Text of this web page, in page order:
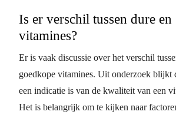
Is er verschil tussen dure
vitamines?
Er is vaak discussie over het verschil
goedkope vitamines. Uit onderzoek blijkt
een indicatie is van de kwaliteit van een
Het is belangrijk om te kijken naar